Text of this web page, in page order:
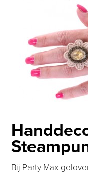
Bij Party Max